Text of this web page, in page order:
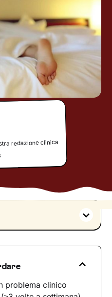
redazione clinica
e sembra di impazzire
e per chi è indicata
problema clinico